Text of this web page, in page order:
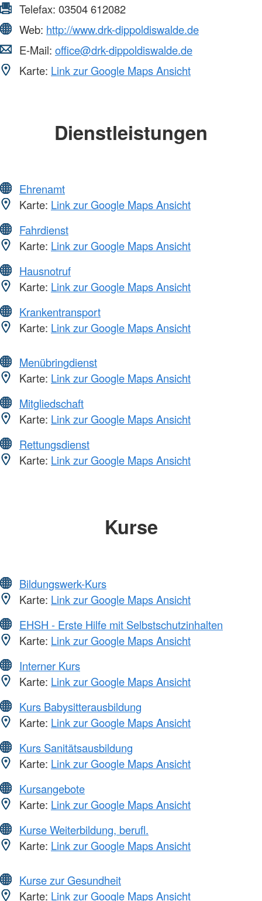
Telefax: 03504 612082
Web: http://www.drk-dippoldiswalde.de
E-Mail: office@drk-dippoldiswalde.de
Karte: Link zur Google Maps Ansicht
Dienstleistungen
Ehrenamt
Karte: Link zur Google Maps Ansicht
Fahrdienst
Karte: Link zur Google Maps Ansicht
Hausnotruf
Karte: Link zur Google Maps Ansicht
Krankentransport
Karte: Link zur Google Maps Ansicht
Menübringdienst
Karte: Link zur Google Maps Ansicht
Mitgliedschaft
Karte: Link zur Google Maps Ansicht
Rettungsdienst
Karte: Link zur Google Maps Ansicht
Kurse
Bildungswerk-Kurs
Karte: Link zur Google Maps Ansicht
EHSH - Erste Hilfe mit Selbstschutzinhalten
Karte: Link zur Google Maps Ansicht
Interner Kurs
Karte: Link zur Google Maps Ansicht
Kurs Babysitterausbildung
Karte: Link zur Google Maps Ansicht
Kurs Sanitätsausbildung
Karte: Link zur Google Maps Ansicht
Kursangebote
Karte: Link zur Google Maps Ansicht
Kurse Weiterbildung, berufl.
Karte: Link zur Google Maps Ansicht
Kurse zur Gesundheit
Karte: Link zur Google Maps Ansicht